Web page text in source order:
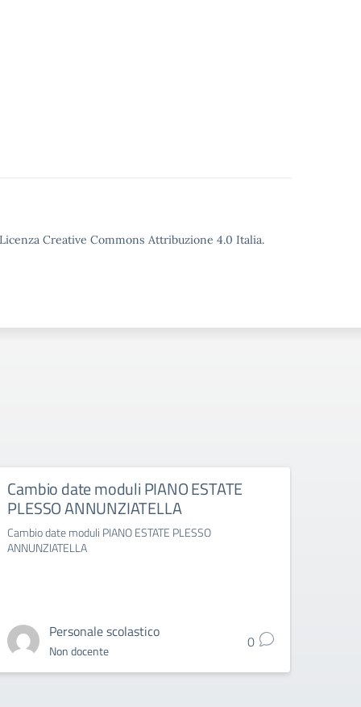
Creative Commons Attribuzione 4.0 Italia.
Cambio date moduli PIANO ESTATE
PLESSO ANNUNZIATELLA
Cambio date moduli PIANO ESTATE PLESSO
ANNUNZIATELLA
Personale scolastico
Non docente 0